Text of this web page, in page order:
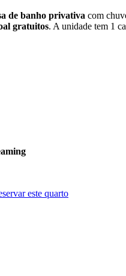
de banho privativa com
gratuitos. A unidade tem 1
este quarto